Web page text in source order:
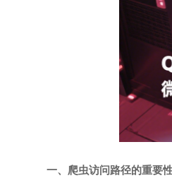
一、爬虫访问路径的重要